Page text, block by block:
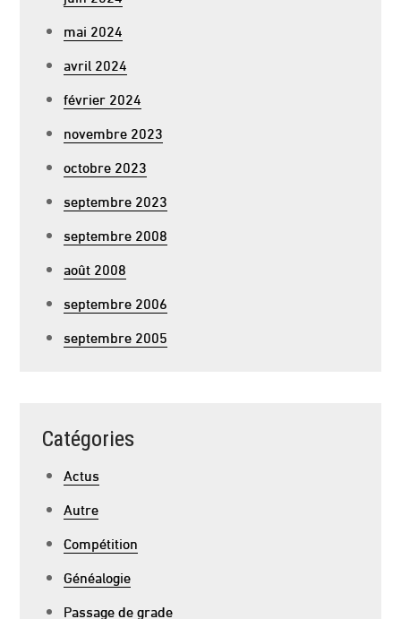
mai 2024
avril 2024
février 2024
novembre 2023
octobre 2023
septembre 2023
septembre 2008
août 2008
septembre 2006
septembre 2005
Catégories
Actus
Autre
Compétition
Généalogie
Passage de grade